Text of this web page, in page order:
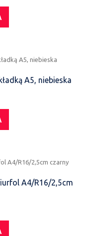
A5, niebieska
A4/R16/2,5cm